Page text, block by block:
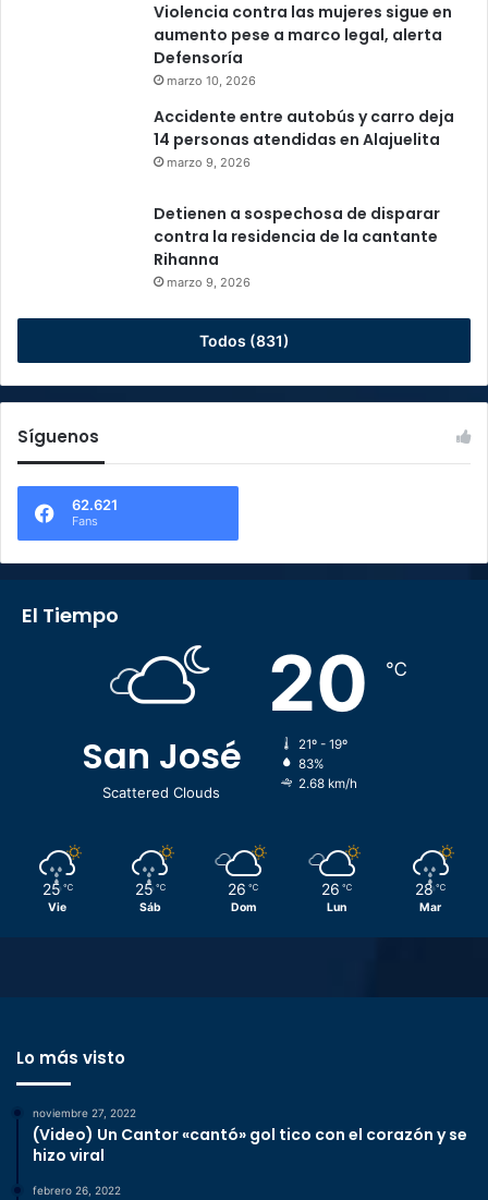
Violencia contra las mujeres sigue en
aumento pese a marco legal, alerta
Defensoría
marzo 10, 2026
Accidente entre autobús y carro deja
14 personas atendidas en Alajuelita
marzo 9, 2026
Detienen a sospechosa de disparar
contra la residencia de la cantante
Rihanna
marzo 9, 2026
Todos (831)
Síguenos
62.621
Fans
El Tiempo
San José
Scattered Clouds
20 ℃
21º - 19º
83%
2.68 km/h
25 ℃
Vie
25 ℃
Sáb
26 ℃
Dom
26 ℃
Lun
28 ℃
Mar
Lo más visto
noviembre 27, 2022
(Video) Un Cantor «cantó» gol tico con el corazón y se
hizo viral
febrero 26, 2022